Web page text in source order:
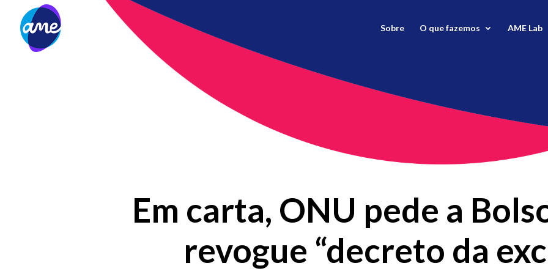
Sobre O que fazemos AME Lab
Em carta, ONU pede a
revogue “decreto da